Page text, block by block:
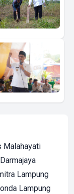
Malahayati
Lampung
Lampung